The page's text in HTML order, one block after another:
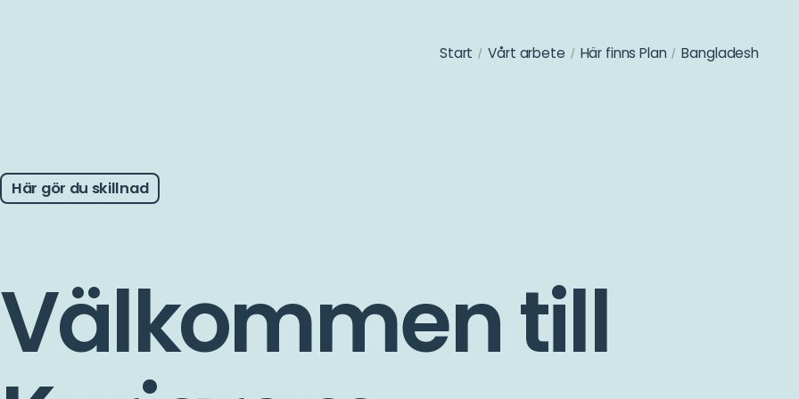
Start Vårt arbete Här finns Plan Bangladesh
Här gör du skillnad
Välkommen till